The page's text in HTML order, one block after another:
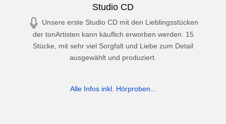
Studio CD
Unsere erste Studio CD mit den Lieblingsstücken
der tonArtisten kann käuflich erworben werden. 15
Stücke, mit sehr viel Sorgfalt und Liebe zum Detail
ausgewählt und produziert.
Alle Infos inkl. Hörproben...